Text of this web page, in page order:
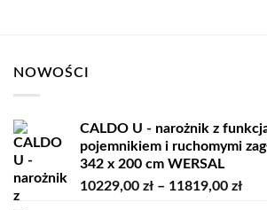
NOWOŚCI
CALDO U - narożnik z
pojemnikiem i ruchomymi
342 x 200 cm WERSAL
10229,00 zł – 11819,00 zł